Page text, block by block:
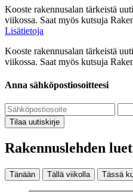
Kooste rakennusalan tärkeistä
viikossa. Saat myös kutsuja
Lisätietoja
Kooste rakennusalan tärkeistä
viikossa. Saat myös kutsuja
Anna sähköpostiosoitteesi
Tilaa uutiskirje
Rakennuslehden
Tänään Tällä viikolla Tässä